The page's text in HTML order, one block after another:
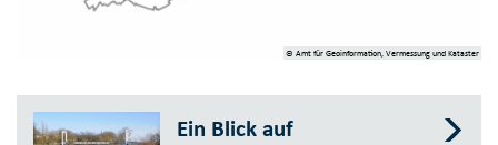
© Amt für Geoinformation, Vermessung und Kataster
Ein Blick auf